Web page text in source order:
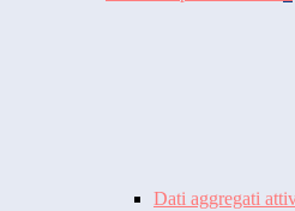
Dati aggregati